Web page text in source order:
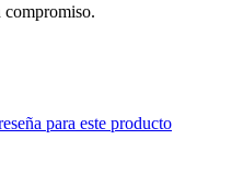
compromiso.
para este producto